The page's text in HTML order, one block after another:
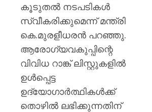
കൂടുതൽ നടപടികൾ
സ്വീകരിക്കുമെന്ന് മന്ത്രി
കെ.മുരളീധരൻ പറഞ്ഞു.
ആരോഗ്യവകുപ്പിന്റെ
വിവിധ റാങ്ക് ലിസ്റ്റുകളിൽ
ഉൾപ്പെട്ട
ഉദ്യോഗാർത്ഥികൾക്ക്
തൊഴിൽ ലഭിക്കുന്നതിന്